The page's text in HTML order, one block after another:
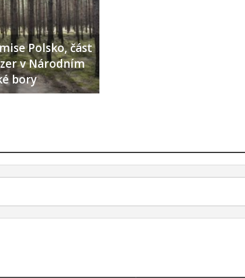
Polsko, část
v Národním
bory